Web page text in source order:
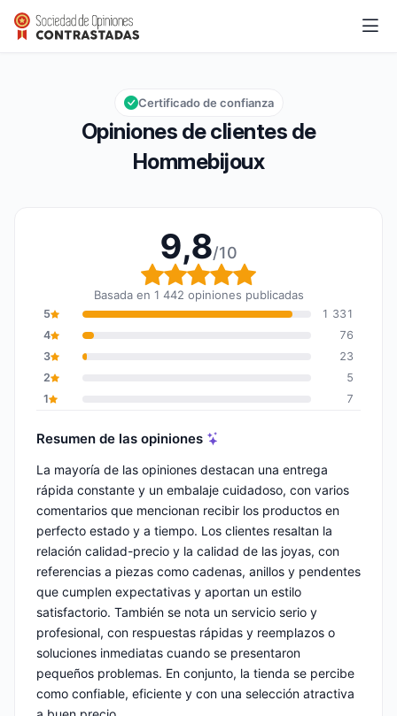
Hommebijoux
Calificación global: 9,8 de 10
9,8/10
Opiniones de clientes de
Hommebijoux
Certificado de confianza
9,8/10
Calificación global: 9,8
Basada en 1 442 opiniones publicadas
5
1 331
4
76
3
23
2
5
1
7
Resumen de las opiniones
La mayoría de las opiniones destacan una entrega
rápida constante y un embalaje cuidadoso, con varios
comentarios que mencionan recibir los productos en
perfecto estado y a tiempo. Los clientes resaltan la
relación calidad-precio y la calidad de las joyas, con
referencias a piezas como cadenas, anillos y pendentes
que cumplen expectativas y aportan un estilo
satisfactorio. También se nota un servicio serio y
profesional, con respuestas rápidas y reemplazos o
soluciones inmediatas cuando se presentaron
pequeños problemas. En conjunto, la tienda se percibe
como confiable, eficiente y con una selección atractiva